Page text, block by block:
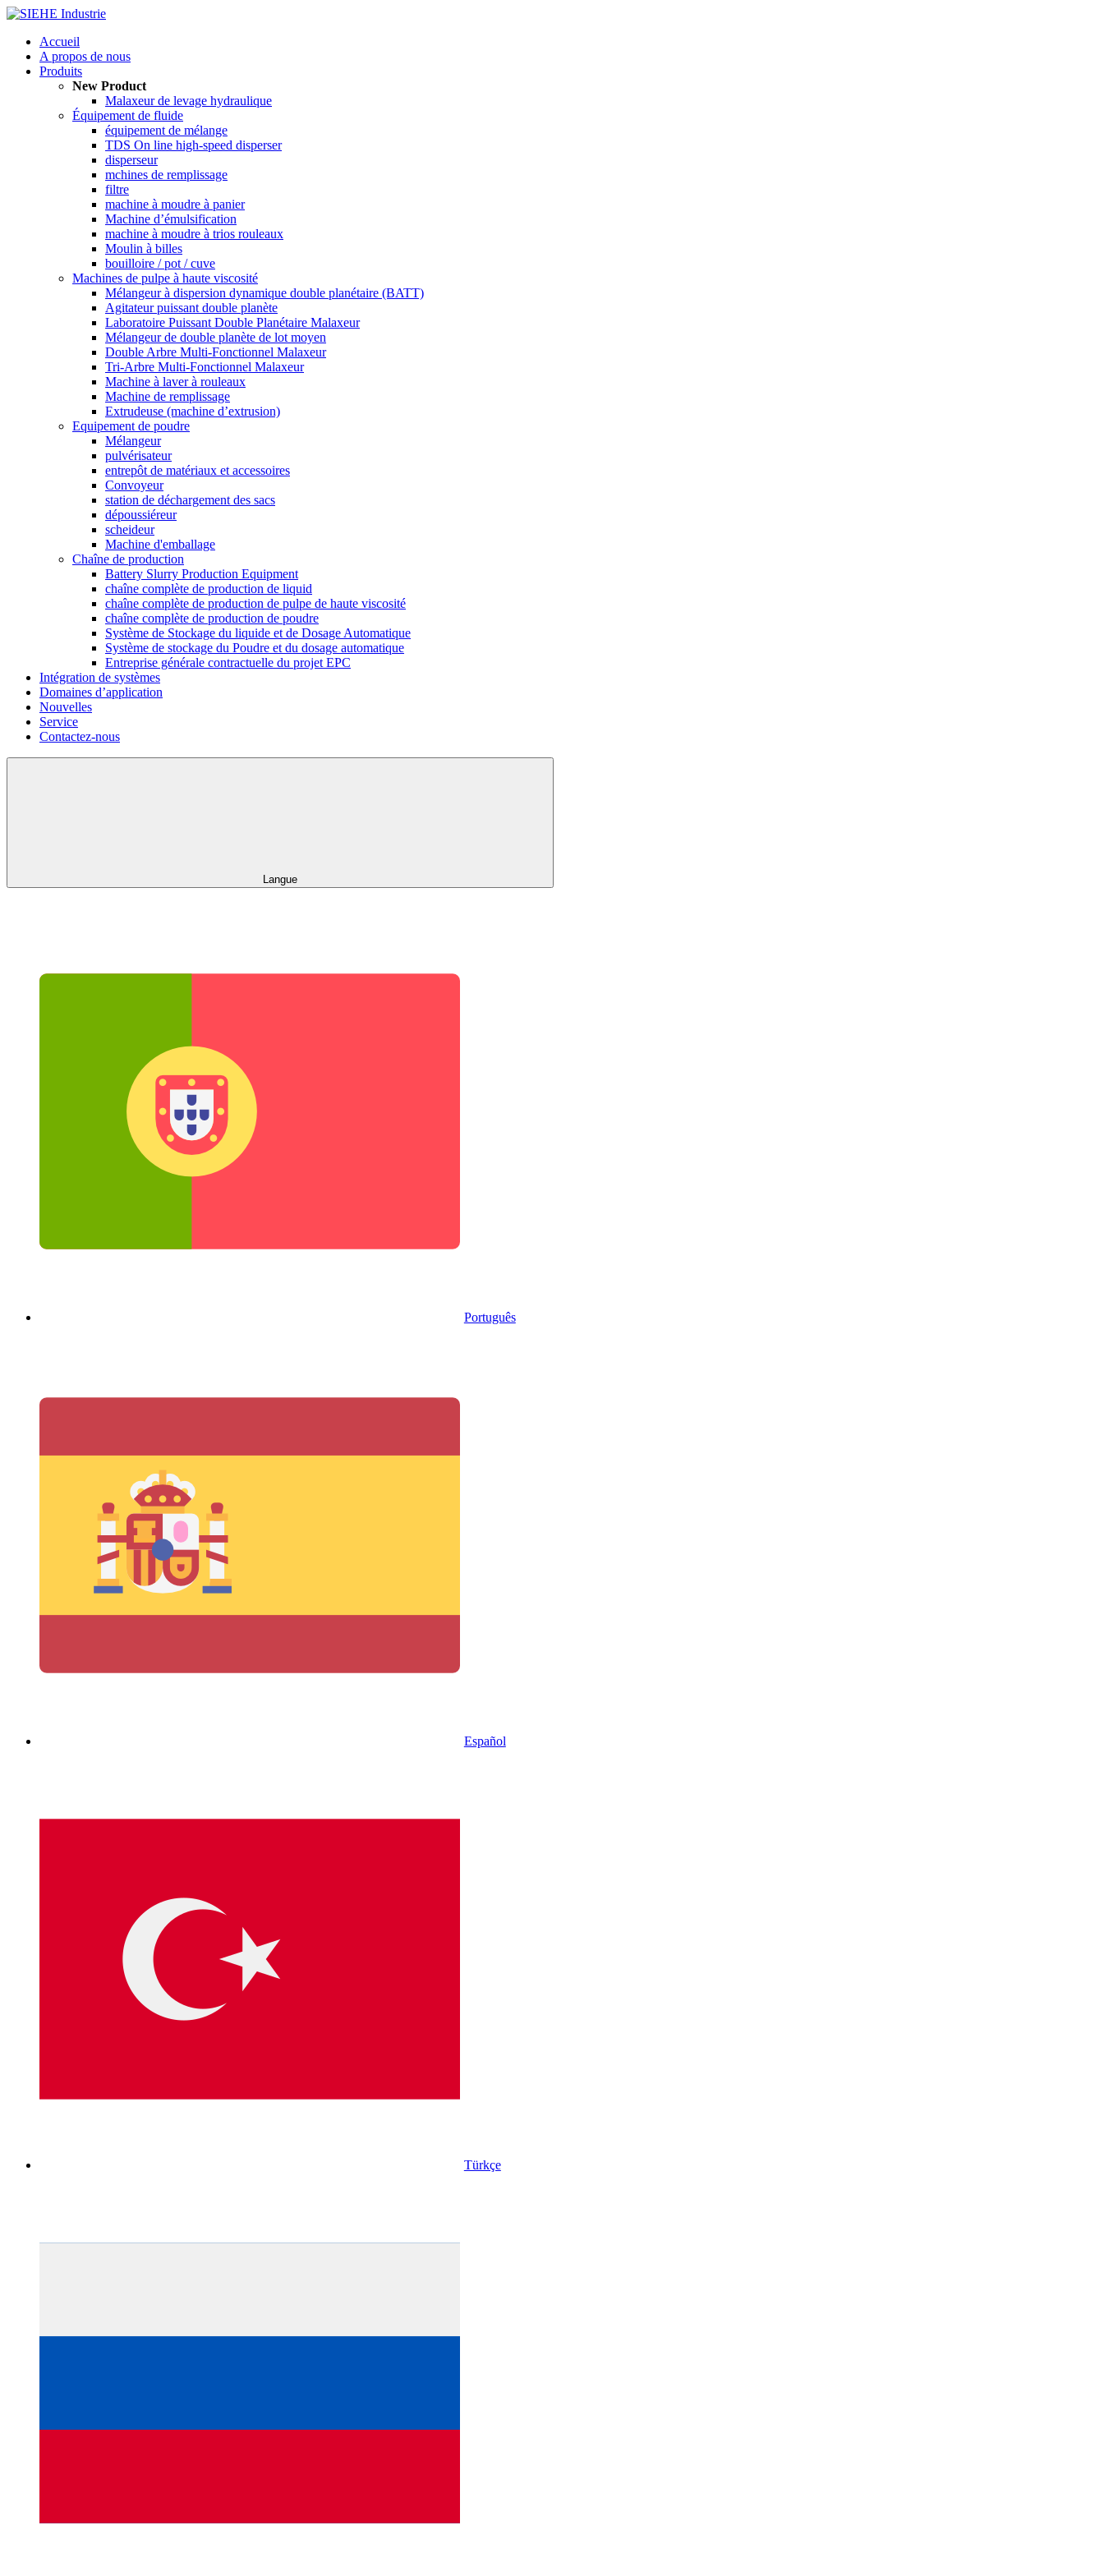
Accueil
A propos de nous
Produits
New Product
Malaxeur de levage hydraulique
Équipement de fluide
équipement de mélange
TDS On line high-speed disperser
disperseur
mchines de remplissage
filtre
machine à moudre à panier
Machine d’émulsification
machine à moudre à trios rouleaux
Moulin à billes
bouilloire / pot / cuve
Machines de pulpe à haute viscosité
Mélangeur à dispersion dynamique double planétaire (BATT)
Agitateur puissant double planète
Laboratoire Puissant Double Planétaire Malaxeur
Mélangeur de double planète de lot moyen
Double Arbre Multi-Fonctionnel Malaxeur
Tri-Arbre Multi-Fonctionnel Malaxeur
Machine à laver à rouleaux
Machine de remplissage
Extrudeuse (machine d’extrusion)
Equipement de poudre
Mélangeur
pulvérisateur
entrepôt de matériaux et accessoires
Convoyeur
station de déchargement des sacs
dépoussiéreur
scheideur
Machine d'emballage
Chaîne de production
Battery Slurry Production Equipment
chaîne complète de production de liquid
chaîne complète de production de pulpe de haute viscosité
chaîne complète de production de poudre
Système de Stockage du liquide et de Dosage Automatique
Système de stockage du Poudre et du dosage automatique
Entreprise générale contractuelle du projet EPC
Intégration de systèmes
Domaines d’application
Nouvelles
Service
Contactez-nous
Langue
Português
Español
Türkçe